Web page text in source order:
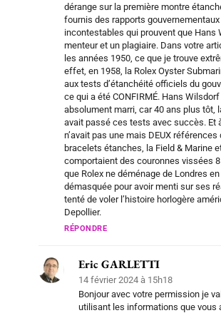
dérange sur la première montre
fournis des rapports
incontestables qui prouvent que Hans
menteur et un plagiaire. Dans votre
les années 1950, ce que je trouve
effet, en 1958, la Rolex Oyster
aux tests d’étanchéité officiels du
ce qui a été CONFIRMÉ. Hans
absolument marri, car 40 ans plus tôt,
avait passé ces tests avec succès. Et
n’avait pas une mais DEUX
bracelets étanches, la Field & Marine
comportaient des couronnes vissées
que Rolex ne déménage de Londres
démasquée pour avoir menti sur ses
tenté de voler l’histoire horlogère
Depollier.
RÉPONDRE
Eric GARLETTI
14 février 2024 à 15h18
Bonjour avec votre permission je
utilisant les informations que vous